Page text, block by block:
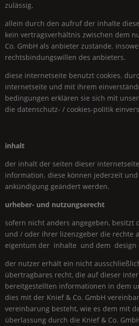
zulässig.
allein durch den aufruf der inhalte
kein vertragsverhältnis zwischen dem
Co. GmbH als anbieter zustande.
rechtsbindungswillen des anbieters.
diese internetseite benutzt cookies.
internetseite und mit ihrem
bedingungen erklären sie sich mit
die datenschutz- / cookies-politik
inhalt
der inhalt der seiten dieser
information. diese können jederzeit
ankündigung geändert werden.
urheber- und nutzungserecht
sofern nicht anders angegeben, besitzt
und / oder ihrer lizenzgeber die rechte
eigentum der inhalte und dem design
der nutzer erhält ein nicht
übertragbares recht, die auf dieser
bereitgestellten informationen in dem
dies mit der Knief & Co. GmbH
vereinbarung besteht, wie es dem mit
überlassung durch die Knief & Co.